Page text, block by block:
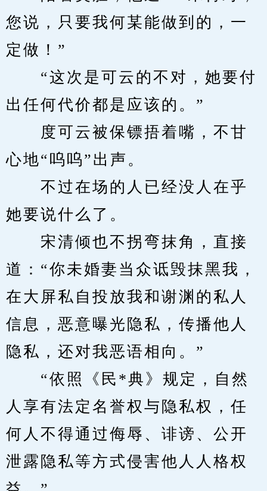
您说，只要我何某能做到的，一
定做！”
“这次是可云的不对，她要付
出任何代价都是应该的。”
度可云被保镖捂着嘴，不甘
心地“呜呜”出声。
不过在场的人已经没人在乎
她要说什么了。
宋清倾也不拐弯抹角，直接
道：“你未婚妻当众诋毁抹黑我，
在大屏私自投放我和谢渊的私人
信息，恶意曝光隐私，传播他人
隐私，还对我恶语相向。”
“依照《民*典》规定，自然
人享有法定名誉权与隐私权，任
何人不得通过侮辱、诽谤、公开
泄露隐私等方式侵害他人人格权